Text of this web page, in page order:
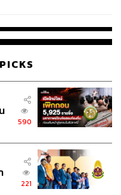
งคมนาคม
แท็กซี่
อบ
เชื้อไวรัสโคโรนา
โควิด-19
วิกฤตโควิด-19
590
221